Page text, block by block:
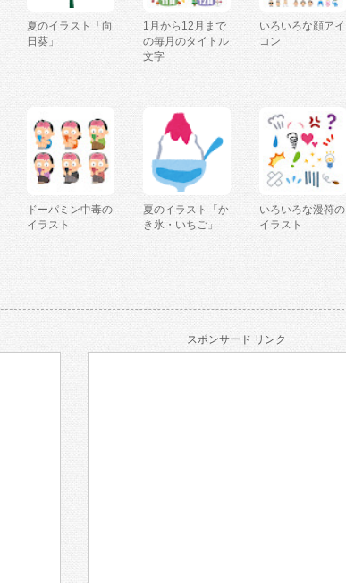
夏のイラスト「向
日葵」
1月から12月まで
の毎月のタイトル
文字
いろいろな顔アイ
コン
ドーパミン中毒の
イラスト
夏のイラスト「か
き氷・いちご」
いろいろな漫符の
イラスト
スポンサード リンク